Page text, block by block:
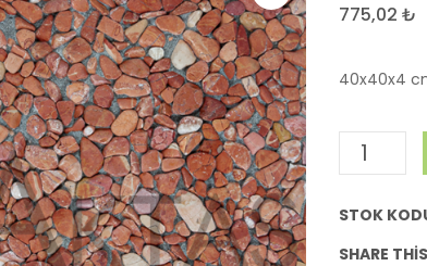
775,02 ₺
40x40x4
Wash
Beton
K
M2
STOK
SHARE